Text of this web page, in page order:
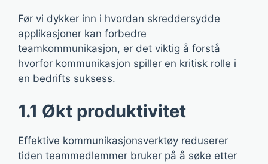
Før vi dykker inn i hvordan skreddersydde
applikasjoner kan forbedre
teamkommunikasjon, er det viktig å forstå
hvorfor kommunikasjon spiller en kritisk rolle i
en bedrifts suksess.
1.1 Økt produktivitet
Effektive kommunikasjonsverktøy reduserer
tiden teammedlemmer bruker på å søke etter